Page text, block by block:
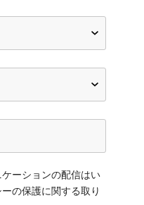
ーションの配信はい
の保護に関する取り